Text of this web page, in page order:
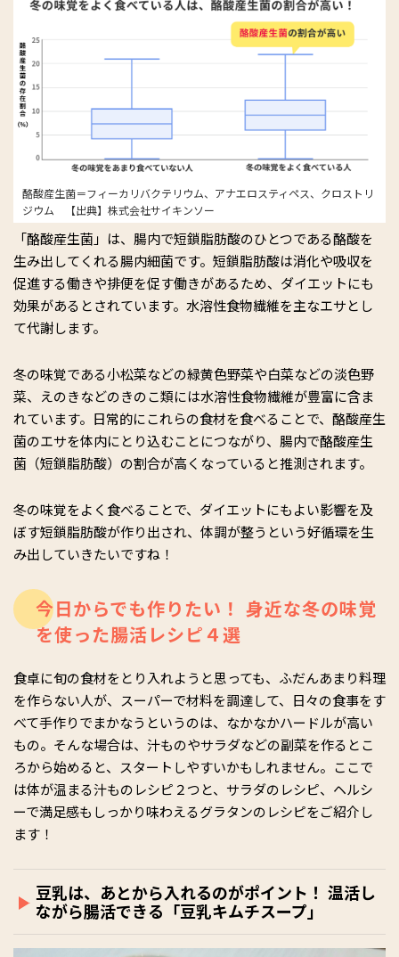
酪酸産生菌＝フィーカリバクテリウム、アナエロスティペス、クロストリ
ジウム 【出典】株式会社サイキンソー
「酪酸産生菌」は、腸内で短鎖脂肪酸のひとつである酪酸を
生み出してくれる腸内細菌です。短鎖脂肪酸は消化や吸収を
促進する働きや排便を促す働きがあるため、ダイエットにも
効果があるとされています。水溶性食物繊維を主なエサとし
て代謝します。
冬の味覚である小松菜などの緑黄色野菜や白菜などの淡色野
菜、えのきなどのきのこ類には水溶性食物繊維が豊富に含ま
れています。日常的にこれらの食材を食べることで、酪酸産生
菌のエサを体内にとり込むことにつながり、腸内で酪酸産生
菌（短鎖脂肪酸）の割合が高くなっていると推測されます。
冬の味覚をよく食べることで、ダイエットにもよい影響を及
ぼす短鎖脂肪酸が作り出され、体調が整うという好循環を生
み出していきたいですね！
今日からでも作りたい！ 身近な冬の味覚
を使った腸活レシピ４選
食卓に旬の食材をとり入れようと思っても、ふだんあまり料理
を作らない人が、スーパーで材料を調達して、日々の食事をす
べて手作りでまかなうというのは、なかなかハードルが高い
もの。そんな場合は、汁ものやサラダなどの副菜を作るとこ
ろから始めると、スタートしやすいかもしれません。ここで
は体が温まる汁ものレシピ２つと、サラダのレシピ、ヘルシ
ーで満足感もしっかり味わえるグラタンのレシピをご紹介し
ます！
豆乳は、あとから入れるのがポイント！ 温活し
ながら腸活できる「豆乳キムチスープ」